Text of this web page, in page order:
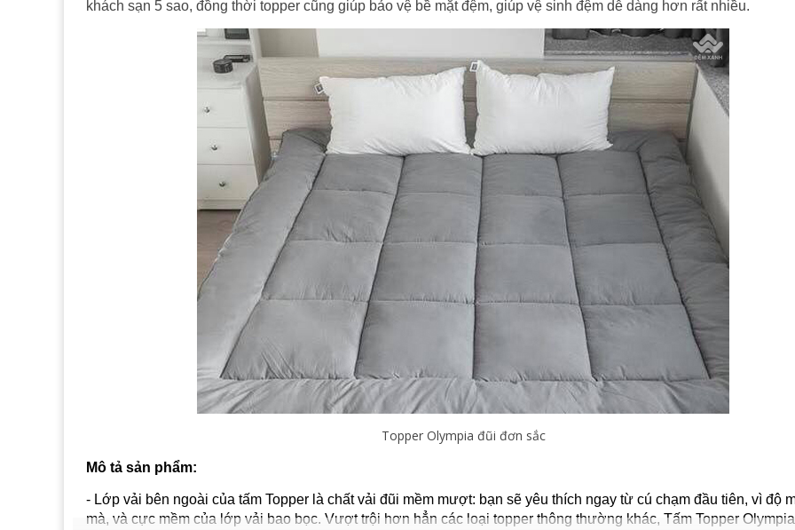
khách sạn 5 sao, đồng thời topper cũng giúp bảo vệ bề mặt đệm, giúp vệ sinh đệm dễ dàng hơn rất nhiều.
Topper Olympia đũi đơn sắc
Mô tả sản phẩm:
- Lớp vải bên ngoài của tấm Topper là chất vải đũi mềm mượt: bạn sẽ yêu thích ngay từ cú chạm đầu tiên, vì độ
mà, và cực mềm của lớp vải bao bọc. Vượt trội hơn hẳn các loại topper thông thường khác, Tấm Topper